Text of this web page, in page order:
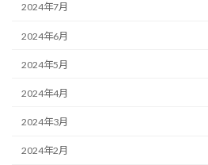
2024年7月
2024年6月
2024年5月
2024年4月
2024年3月
2024年2月